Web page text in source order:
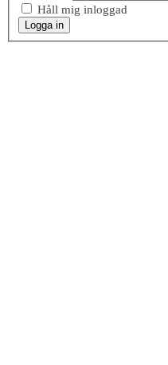
Håll mig inloggad
Logga in